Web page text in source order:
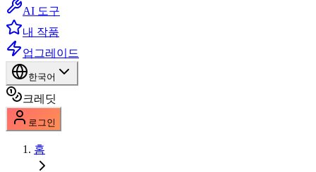
AI 도구
내 작품
업그레이드
한국어
크레딧
로그인
홈